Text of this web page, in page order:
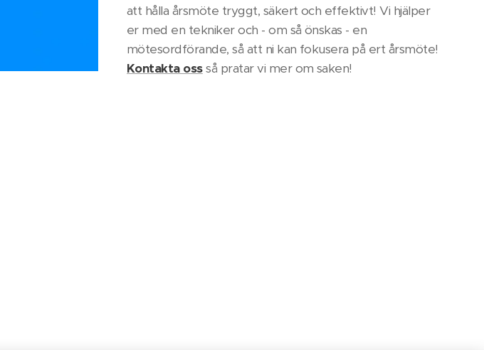
att hålla årsmöte tryggt, säkert och effektivt! Vi hjälper
er med en tekniker och - om så önskas - en
mötesordförande, så att ni kan fokusera på ert årsmöte!
Kontakta ossså pratar vi mer om saken!